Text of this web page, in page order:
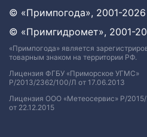
© «Примпогода», 2001-2026
© «Примгидромет», 2001-
«Примпогода» является
товарным знаком на территории РФ.
Лицензия ФГБУ «Приморское УГМС»
Р/2013/2362/100/Л от 17.06.2013
Лицензия ООО «Метеосервис» Р/
от 22.12.2015